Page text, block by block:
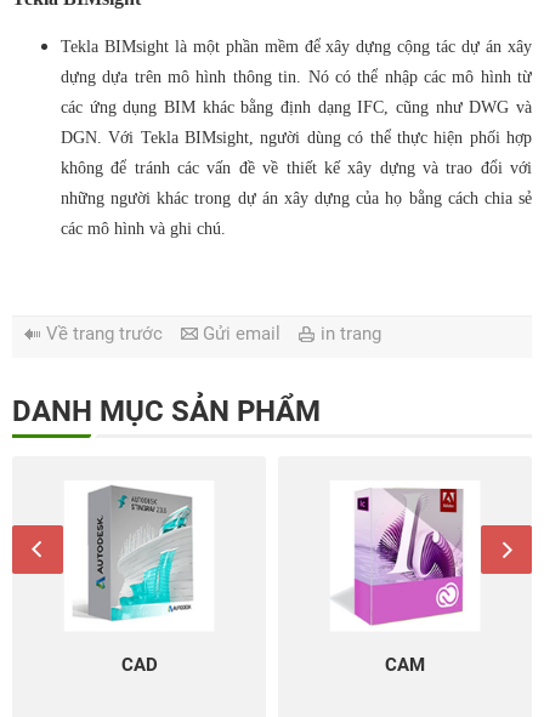
Tekla BIMsight là một phần mềm để xây dựng cộng tác dự án xây
dựng dựa trên mô hình thông tin. Nó có thể nhập các mô hình từ
các ứng dụng BIM khác bằng định dạng IFC, cũng như DWG và
DGN. Với Tekla BIMsight, người dùng có thể thực hiện phối hợp
không để tránh các vấn đề về thiết kế xây dựng vàtrao đổivới
những người khác trong dự án xây dựng của họ bằng cách chia sẻ
các mô hình và ghi chú.
Về trang trước Gửi email in trang
DANH MỤC SẢN PHẨM
CAD CAM